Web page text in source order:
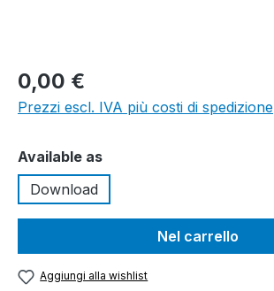
0,00 €
Prezzi escl. IVA più costi di spedizione
Seleziona
Available as
Download
Nel carrello
Aggiungi alla wishlist